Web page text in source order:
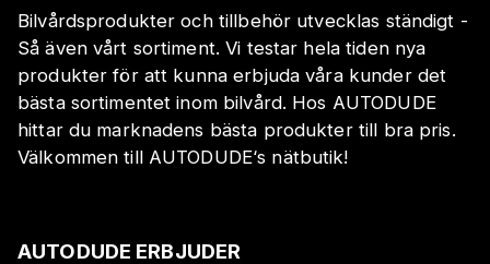
Bilvårdsprodukter och tillbehör utvecklas ständigt -
Så även vårt sortiment. Vi testar hela tiden nya
produkter för att kunna erbjuda våra kunder det
bästa sortimentet inom bilvård. Hos AUTODUDE
hittar du marknadens bästa produkter till bra pris.
Välkommen till AUTODUDE‘s nätbutik!
AUTODUDE ERBJUDER